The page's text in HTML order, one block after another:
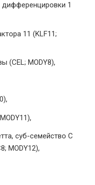
дифференцировки 1
11 (KLF11;
(CEL; MODY8),
суб-семейство C
MODY12),